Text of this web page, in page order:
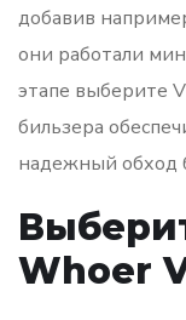
добавив
они работали
этапе выберите
бильзера
надежный обход
Whoer